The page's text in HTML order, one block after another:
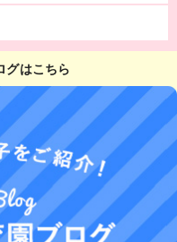
グはこちら